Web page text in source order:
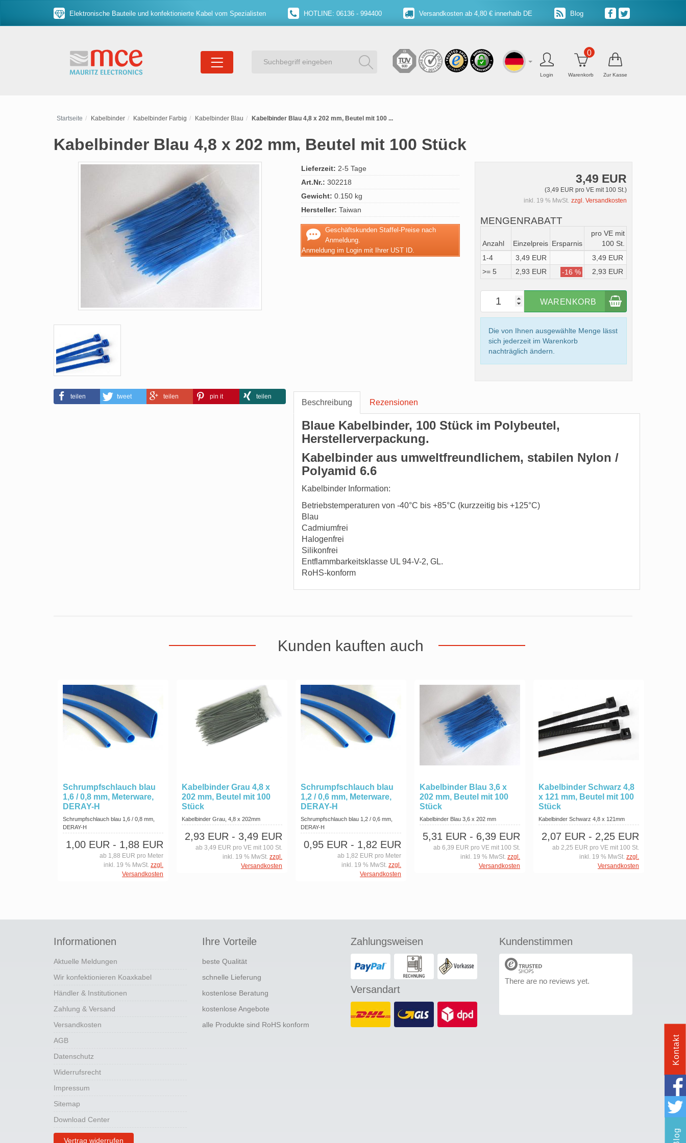
Elektronische Bauteile und konfektionierte Kabel vom Spezialisten HOTLINE: 06136 - 994400 Versandkosten ab 4,80 € innerhalb DE Blog
Login Warenkorb
0
Zur Kasse
Startseite Kabelbinder Kabelbinder Farbig Kabelbinder Blau Kabelbinder Blau 4,8 x 202 mm, Beutel mit 100 ...
Kabelbinder Blau 4,8 x 202 mm, Beutel mit 100 Stück
teilen tweet teilen pin it teilen
Lieferzeit: 2-5 Tage
Art.Nr.: 302218
Gewicht: 0.150 kg
Hersteller: Taiwan
Geschäftskunden Staffel-Preise nach
Anmeldung.
Anmeldung im Login mit Ihrer UST ID.
3,49 EUR
(3,49 EUR pro VE mit 100 St.)
inkl. 19 % MwSt. zzgl. Versandkosten
MENGENRABATT
Anzahl Einzelpreis Ersparnis
pro VE mit
100 St.
1-4
3,49 EUR
3,49 EUR
>= 5
2,93 EUR -16 % 2,93 EUR
WARENKORB
Die von Ihnen ausgewählte Menge lässt
sich jederzeit im Warenkorb
nachträglich ändern.
Beschreibung Rezensionen
Blaue Kabelbinder, 100 Stück im Polybeutel,
Herstellerverpackung.
Kabelbinder aus umweltfreundlichem, stabilen Nylon /
Polyamid 6.6
Kabelbinder Information:
Betriebstemperaturen von -40°C bis +85°C (kurzzeitig bis +125°C)
Blau
Cadmiumfrei
Halogenfrei
Silikonfrei
Entflammbarkeitsklasse UL 94-V-2, GL.
RoHS-konform
Kunden kauften auch
Schrumpfschlauch blau
1,6 / 0,8 mm, Meterware,
DERAY-H
Schrumpfschlauch blau 1,6 / 0,8 mm,
DERAY-H
1,00 EUR - 1,88 EUR
ab 1,88 EUR pro Meter
inkl. 19 % MwSt. zzgl.
Versandkosten
Kabelbinder Grau 4,8 x
202 mm, Beutel mit 100
Stück
Kabelbinder Grau, 4,8 x 202mm
2,93 EUR - 3,49 EUR
ab 3,49 EUR pro VE mit 100 St.
inkl. 19 % MwSt. zzgl.
Versandkosten
Schrumpfschlauch blau
1,2 / 0,6 mm, Meterware,
DERAY-H
Schrumpfschlauch blau 1,2 / 0,6 mm,
DERAY-H
0,95 EUR - 1,82 EUR
ab 1,82 EUR pro Meter
inkl. 19 % MwSt. zzgl.
Versandkosten
Kabelbinder Blau 3,6 x
202 mm, Beutel mit 100
Stück
Kabelbinder Blau 3,6 x 202 mm
5,31 EUR - 6,39 EUR
ab 6,39 EUR pro VE mit 100 St.
inkl. 19 % MwSt. zzgl.
Versandkosten
Kabelbinder Schwarz 4,8
x 121 mm, Beutel mit 100
Stück
Kabelbinder Schwarz 4,8 x 121mm
2,07 EUR - 2,25 EUR
ab 2,25 EUR pro VE mit 100 St.
inkl. 19 % MwSt. zzgl.
Versandkosten
Informationen
Aktuelle Meldungen
Wir konfektionieren Koaxkabel
Händler & Institutionen
Zahlung & Versand
Versandkosten
AGB
Datenschutz
Widerrufsrecht
Impressum
Sitemap
Download Center
Vertrag widerrufen
Ihre Vorteile
beste Qualität
schnelle Lieferung
kostenlose Beratung
kostenlose Angebote
alle Produkte sind RoHS konform
Zahlungsweisen
Versandart
Kundenstimmen
There are no reviews yet.
Kontakt
Blog